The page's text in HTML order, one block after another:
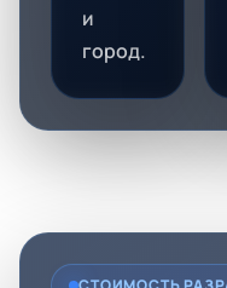
и
город.